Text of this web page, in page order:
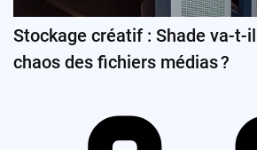
Stockage créatif : Shade va-t-
chaos des fichiers médias ?